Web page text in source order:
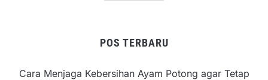
POS TERBARU
Cara Menjaga Kebersihan Ayam Potong agar Tetap